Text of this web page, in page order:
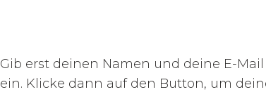
Gib erst deinen Namen und deine E-Mail
ein. Klicke dann auf den Button, um